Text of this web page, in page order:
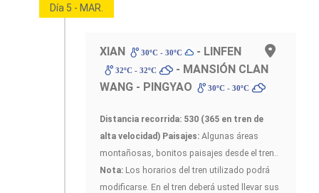
Día 5 - MAR.
XIAN 30ºC - 30ºC - LINFEN
32ºC - 32ºC
- MANSIÓN CLAN
WANG - PINGYAO
30ºC - 30ºC
Distancia recorrida: 530 (365 en tren de
alta velocidad) Paisajes: Algunas áreas
montañosas, bonitos paisajes desde el tren..
Nota: Los horarios del tren utilizado podrá
modificarse. En el tren deberá usted llevar sus